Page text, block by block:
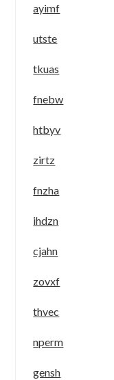
ayimf
utste
tkuas
fnebw
htbyv
zirtz
fnzha
ihdzn
cjahn
zovxf
thvec
nperm
gensh